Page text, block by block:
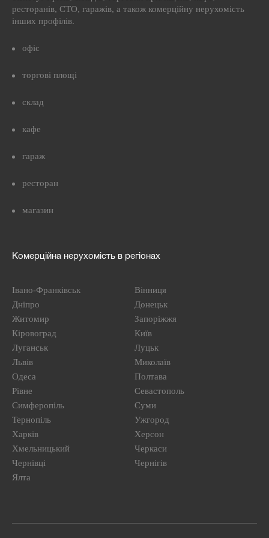
ресторанів, СТО, гаражів, а також комерційну нерухомість
інших профілів.
офіс
торгові площі
склад
кафе
гараж
ресторан
магазин
Комерційна нерухомість в регіонах
Івано-Франківськ
Вінниця
Дніпро
Донецьк
Житомир
Запоріжжя
Кіровоград
Київ
Луганськ
Луцьк
Львів
Миколаїв
Одеса
Полтава
Рівне
Севастополь
Симферопіль
Суми
Тернопіль
Ужгород
Харків
Херсон
Хмельницький
Черкаси
Чернівці
Чернігів
Ялта